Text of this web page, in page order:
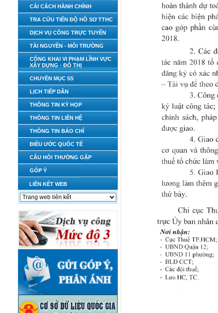
CẢI CÁCH HÀNH CHÍNH
TRA CỨU TIẾN ĐỘ HỒ SƠ TTHC
DỊCH VỤ CÔNG TRỰC TUYẾN
TÀI NGUYÊN - MÔI TRƯỜNG
CÔNG KHAI VI PHẠM LĨNH VỰC
XÂY DỰNG - ĐÔ THỊ
CHUYÊN MỤC 5S
LỊCH TIẾP DÂN
THÔNG TIN KỲ HỌP
THÔNG TIN LIÊN HỆ
THÔNG TIN BÁO CHÍ
ĐIỀU ƯỚC QUỐC TẾ
CÂU HỎI THƯỜNG GẶP
GÓP Ý
LIÊN KẾT WEB